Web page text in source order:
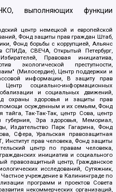
выполняющих функции
центр немецкой и европейской
Фонд защиты прав граждан Штаб,
Фонд борьбы с коррупцией, Альянс
СВЕЧА, Открытый Петербург,
Правовая инициатива,
экологической преступности,
(Милосердие), Центр поддержки и
информации, В защиту прав
социально-информационных
и социальных движений,
охраны здоровья и защиты прав
осужденным и их семьям, Фонд
тайга, Так-Так-Так, центр Сова, центр
Эра здоровья, Мемориал,
Издательство Парк Гагарина, Фонд
Сфера, Уральская правозащитная
прав человека, Фонд защиты
центр по правам человека,
инициатив и социального
правозащитный центр, Гражданское
исследований, Сутяжник,
учреждение в Калининграде по
программ и проектов Совета
некоммерческих организаций,